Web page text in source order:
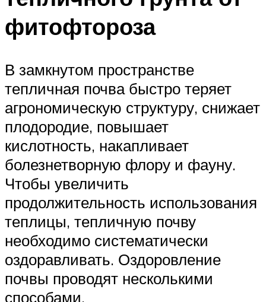
фитофтороза
В замкнутом пространстве
тепличная почва быстро теряет
агрономическую структуру, снижает
плодородие, повышает
кислотность, накапливает
болезнетворную флору и фауну.
Чтобы увеличить
продолжительность использования
теплицы, тепличную почву
необходимо систематически
оздоравливать. Оздоровление
почвы проводят несколькими
способами.